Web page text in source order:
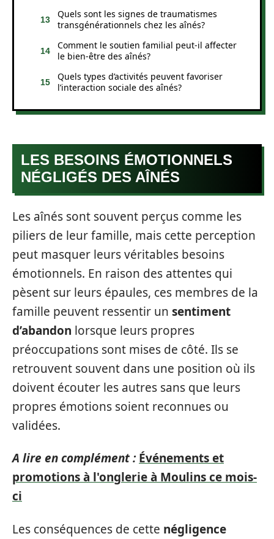
Quels sont les signes de traumatismes
transgénérationnels chez les aînés?
Comment le soutien familial peut-il affecter
le bien-être des aînés?
Quels types d’activités peuvent favoriser
l’interaction sociale des aînés?
LES BESOINS ÉMOTIONNELS
NÉGLIGÉS DES AÎNÉS
Les aînés sont souvent perçus comme les
piliers de leur famille, mais cette perception
peut masquer leurs véritables besoins
émotionnels. En raison des attentes qui
pèsent sur leurs épaules, ces membres de la
famille peuvent ressentir un sentiment
d’abandon lorsque leurs propres
préoccupations sont mises de côté. Ils se
retrouvent souvent dans une position où ils
doivent écouter les autres sans que leurs
propres émotions soient reconnues ou
validées.
A lire en complément : Événements et
promotions à l'onglerie à Moulins ce mois-
ci
Les conséquences de cette négligence